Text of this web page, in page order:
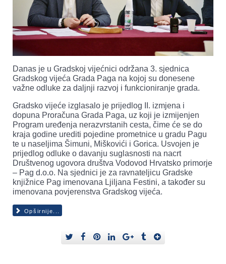
Danas je u Gradskoj vijećnici održana 3. sjednica
Gradskog vijeća Grada Paga na kojoj su donesene
važne odluke za daljnji razvoj i funkcioniranje grada.
Gradsko vijeće izglasalo je prijedlog II. izmjena i
dopuna Proračuna Grada Paga, uz koji je izmijenjen
Program uređenja nerazvrstanih cesta, čime će se do
kraja godine urediti pojedine prometnice u gradu Pagu
te u naseljima Šimuni, Miškovići i Gorica. Usvojen je
prijedlog odluke o davanju suglasnosti na nacrt
Društvenog ugovora društva Vodovod Hrvatsko primorje
– Pag d.o.o. Na sjednici je za ravnateljicu Gradske
knjižnice Pag imenovana Ljiljana Festini, a također su
imenovana povjerenstva Gradskog vijeća.
Opširnije...